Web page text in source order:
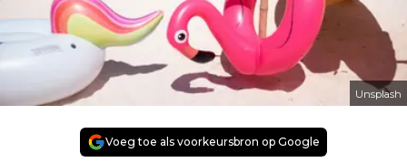
Unsplash
Voeg toe als voorkeursbron op Google